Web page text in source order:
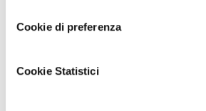
Cookie di preferenza
Cookie Statistici
ingredienti ricostituenti, i capelli
uniforme e doppie punte ridotte.
4. Ripara: dopo il lavaggio, usa il